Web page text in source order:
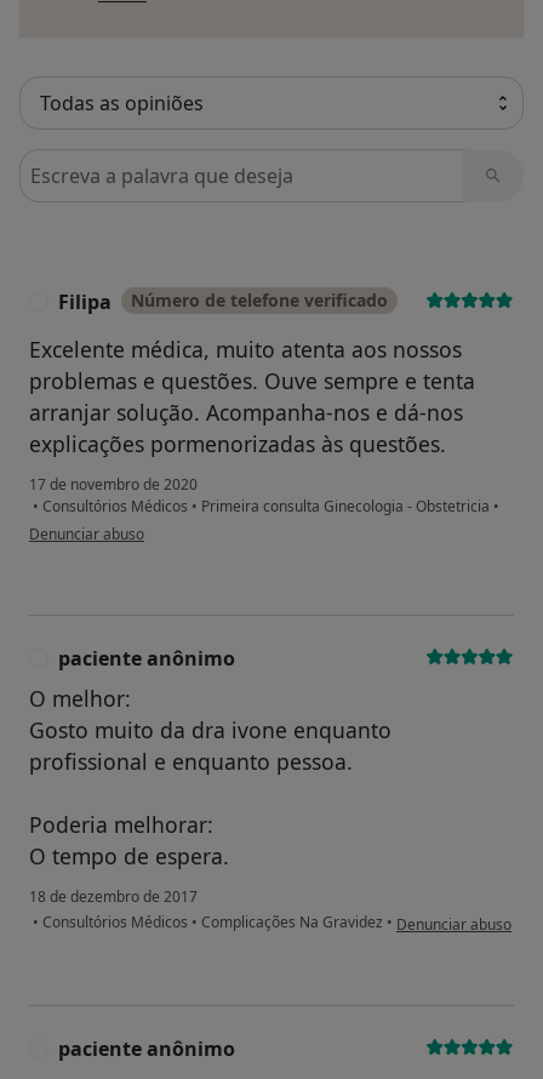
Pesquisar em opiniões
Filipa Número de telefone verificado
Excelente médica, muito atenta aos nossos
problemas e questões. Ouve sempre e tenta
arranjar solução. Acompanha-nos e dá-nos
explicações pormenorizadas às questões.
17 de novembro de 2020
• Consultórios Médicos • Primeira consulta Ginecologia - Obstetricia •
na opinião do utilizador Filipa
Denunciar abuso
paciente anônimo
O melhor:
Gosto muito da dra ivone enquanto
profissional e enquanto pessoa.
Poderia melhorar:
O tempo de espera.
18 de dezembro de 2017
• Consultórios Médicos • Complicações Na Gravidez • na opinião do
Denunciar abuso
paciente anônimo